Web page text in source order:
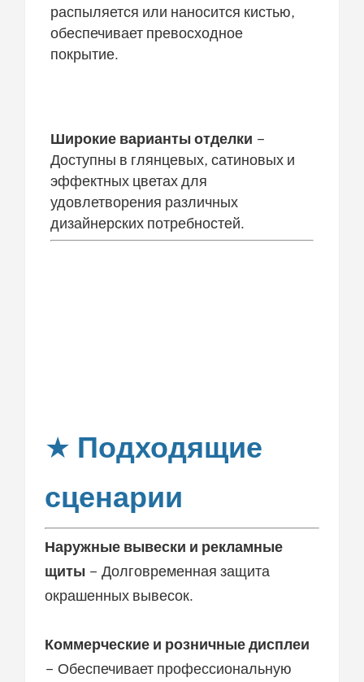
распыляется или наносится кистью,
обеспечивает превосходное
покрытие.
Широкие варианты отделки –
Доступны в глянцевых, сатиновых и
эффектных цветах для
удовлетворения различных
дизайнерских потребностей.
★ Подходящие
сценарии
Наружные вывески и рекламные
щиты – Долговременная защита
окрашенных вывесок.
Коммерческие и розничные дисплеи
– Обеспечивает профессиональную